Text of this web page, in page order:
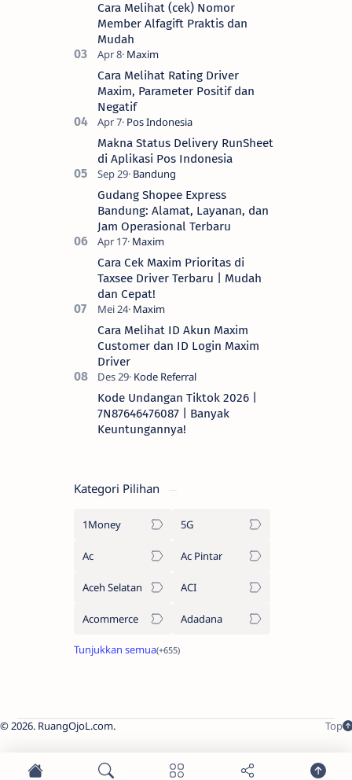
Cara Melihat (cek) Nomor
Member Alfagift Praktis dan
Mudah
Cara Melihat Rating Driver
Maxim, Parameter Positif dan
Negatif
Makna Status Delivery RunSheet
di Aplikasi Pos Indonesia
Gudang Shopee Express
Bandung: Alamat, Layanan, dan
Jam Operasional Terbaru
Cara Cek Maxim Prioritas di
Taxsee Driver Terbaru | Mudah
dan Cepat!
Cara Melihat ID Akun Maxim
Customer dan ID Login Maxim
Driver
Kode Undangan Tiktok 2026 |
7N87646476087 | Banyak
Keuntungannya!
Kategori Pilihan
1Money 5G
Ac Ac Pintar
Aceh Selatan ACI
Acommerce Adadana
2026. RuangOjoL.com.